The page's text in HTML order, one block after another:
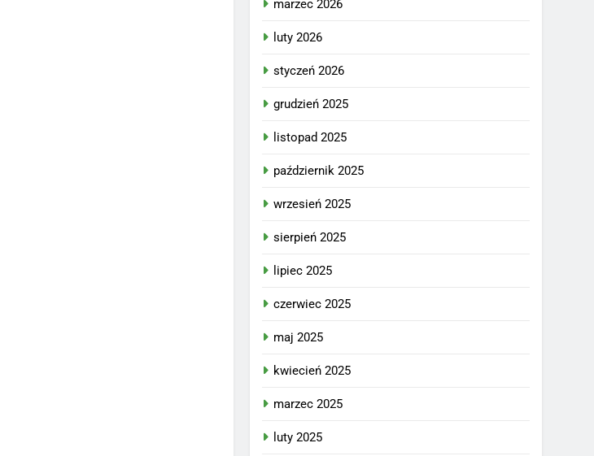
marzec 2026
luty 2026
styczeń 2026
grudzień 2025
listopad 2025
październik 2025
wrzesień 2025
sierpień 2025
lipiec 2025
czerwiec 2025
maj 2025
kwiecień 2025
marzec 2025
luty 2025